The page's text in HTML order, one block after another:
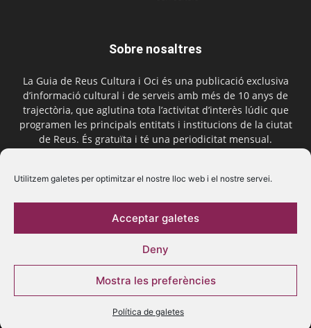
Utilitzem galetes per optimitzar el nostre lloc web i el nostre servei.
Acceptar galetes
Deny
Mostra les preferències
Política de galetes
Sobre nosaltres
La Guia de Reus Cultura i Oci és una publicació exclusiva
d’informació cultural i de serveis amb més de 10 anys de
trajectòria, que aglutina tota l’activitat d’interès lúdic que
programen les principals entitats i institucions de la ciutat
de Reus. És gratuïta i té una periodicitat mensual.
Segueix-nos
© 2016 La Guia de Reus | Creada per Be Marketing